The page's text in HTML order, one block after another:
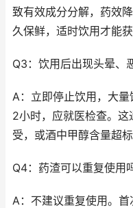
致有效成分分解，药效
久保鲜，适时饮用才能获
Q3：饮用后出现头晕、
A：立即停止饮用，大
2小时，应就医检查。
受，或酒中甲醇含量超标
Q4：药渣可以重复使用
A：不建议重复使用。